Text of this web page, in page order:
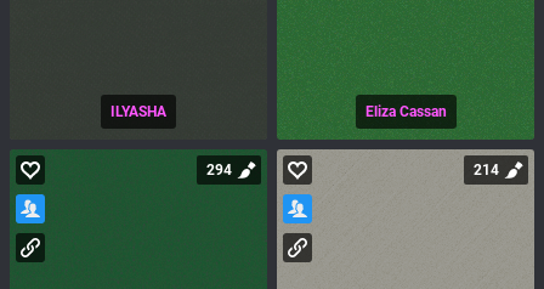
ILYASHA Eliza Cassan
294 214